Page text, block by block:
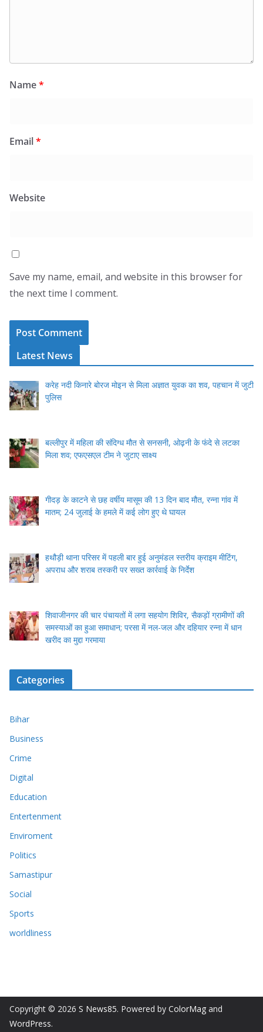
Name*
Email*
Website
Save my name, email, and website in this browser for
the next time I comment.
Latest News
करेह नदी किनारे बोरज मोइन से मिला अज्ञात युवक का शव, पहचान में जुटी
पुलिस
बल्लीपुर में महिला की संदिग्ध मौत से सनसनी, ओढ़नी के फंदे से लटका
मिला शव; एफएसएल टीम ने जुटाए साक्ष्य
गीदड़ के काटने से छह वर्षीय मासूम की 13 दिन बाद मौत, रन्ना गांव में
मातम; 24 जुलाई के हमले में कई लोग हुए थे घायल
हथौड़ी थाना परिसर में पहली बार हुई अनुमंडल स्तरीय क्राइम मीटिंग,
अपराध और शराब तस्करी पर सख्त कार्रवाई के निर्देश
शिवाजीनगर की चार पंचायतों में लगा सहयोग शिविर, सैकड़ों ग्रामीणों की
समस्याओं का हुआ समाधान; परसा में नल-जल और दहियार रन्ना में धान
खरीद का मुद्दा गरमाया
Categories
Bihar
Business
Crime
Digital
Education
Entertenment
Enviroment
Politics
Samastipur
Social
Sports
worldliness
Copyright © 2026 S News85. Powered by ColorMag and
WordPress.